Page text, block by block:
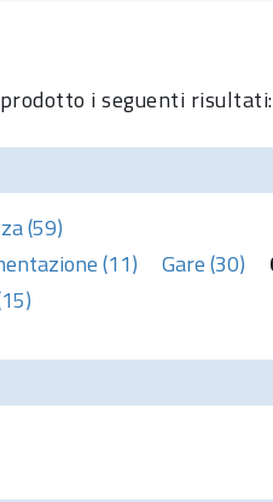
i seguenti risultati:
(59)
(11) Gare (30)